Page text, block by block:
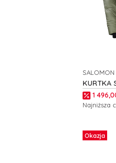
KURTKA
DOWN M
PRODUCENT
SALOMON
Cena
1
Najniższa
Okazja